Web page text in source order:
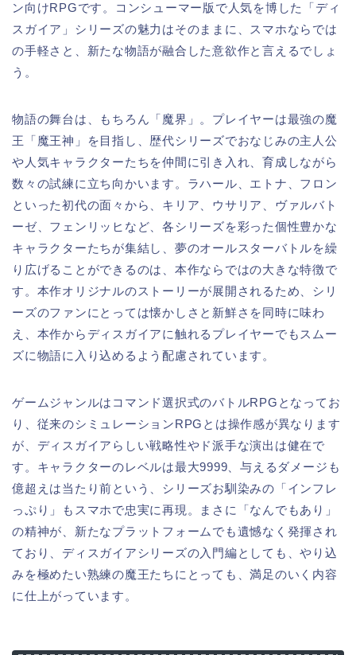
ン向けRPGです。コンシューマー版で人気を博した「ディ
スガイア」シリーズの魅力はそのままに、スマホならでは
の手軽さと、新たな物語が融合した意欲作と言えるでしょ
う。
物語の舞台は、もちろん「魔界」。プレイヤーは最強の魔
王「魔王神」を目指し、歴代シリーズでおなじみの主人公
や人気キャラクターたちを仲間に引き入れ、育成しながら
数々の試練に立ち向かいます。ラハール、エトナ、フロン
といった初代の面々から、キリア、ウサリア、ヴァルバト
ーゼ、フェンリッヒなど、各シリーズを彩った個性豊かな
キャラクターたちが集結し、夢のオールスターバトルを繰
り広げることができるのは、本作ならではの大きな特徴で
す。本作オリジナルのストーリーが展開されるため、シリ
ーズのファンにとっては懐かしさと新鮮さを同時に味わ
え、本作からディスガイアに触れるプレイヤーでもスムー
ズに物語に入り込めるよう配慮されています。
ゲームジャンルはコマンド選択式のバトルRPGとなってお
り、従来のシミュレーションRPGとは操作感が異なります
が、ディスガイアらしい戦略性やド派手な演出は健在で
す。キャラクターのレベルは最大9999、与えるダメージも
億超えは当たり前という、シリーズお馴染みの「インフレ
っぷり」もスマホで忠実に再現。まさに「なんでもあり」
の精神が、新たなプラットフォームでも遺憾なく発揮され
ており、ディスガイアシリーズの入門編としても、やり込
みを極めたい熟練の魔王たちにとっても、満足のいく内容
に仕上がっています。